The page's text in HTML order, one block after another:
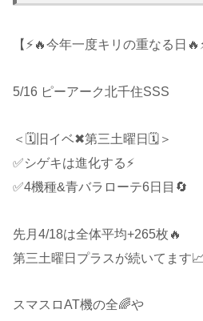
【⚡🔥今年一度キリの重なる日
5/16 ピーアーク北千住SSS
＜🗓旧イベ✖第三土曜日🗓️＞
✅シゲキは進化する⚡
✅4機種&青バラローテ6日目🔄
先月4/18は全体平均+265枚🔥
第三土曜日プラスが続いてます📈
スマスロAT機の全🌈や